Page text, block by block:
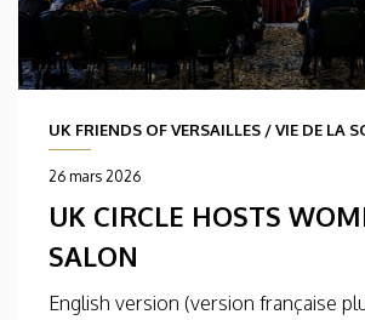
UK FRIENDS OF VERSAILLES /VIE DE LA
26 mars 2026
UK CIRCLE HOSTS
SALON
English version (version française